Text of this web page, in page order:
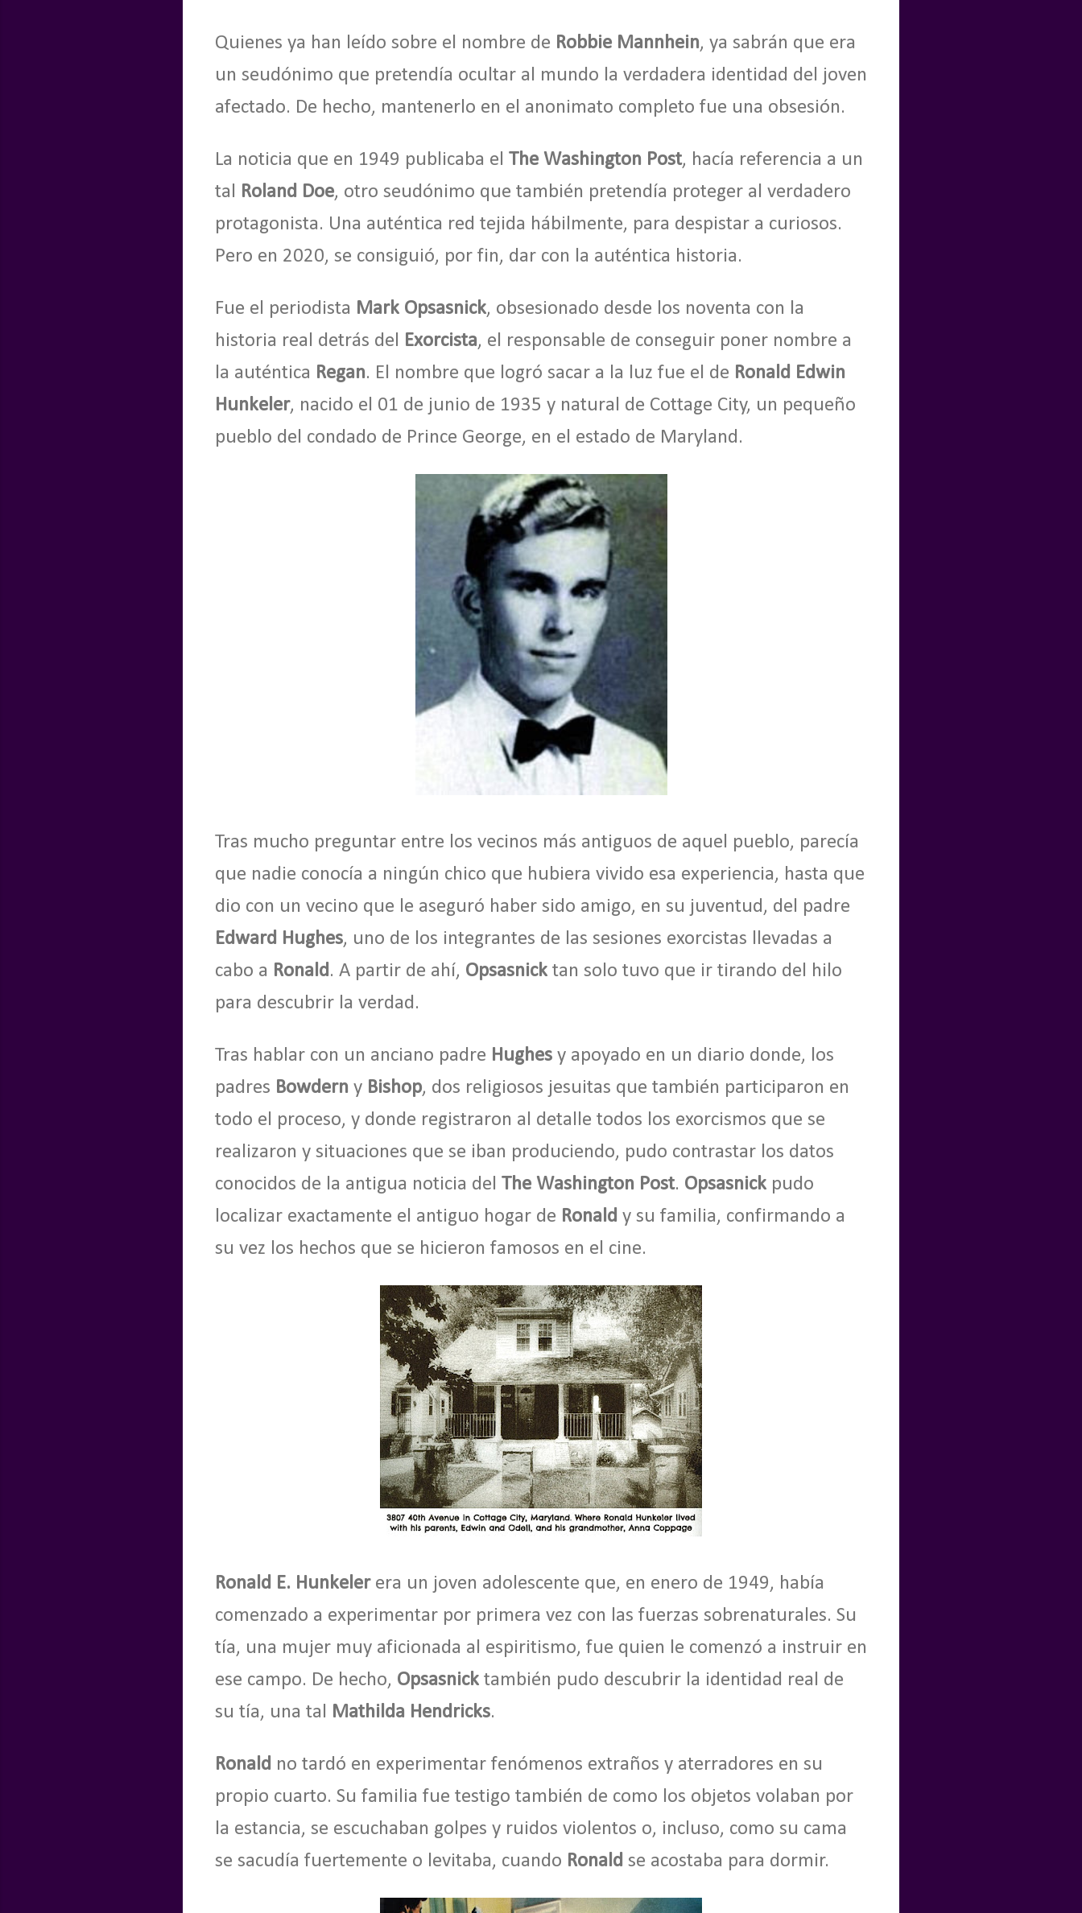
Quienes ya han leído sobre el nombre de Robbie Mannhein, ya sabrán que era
un seudónimo que pretendía ocultar al mundo la verdadera identidad del joven
afectado. De hecho, mantenerlo en el anonimato completo fue una obsesión.
La noticia que en 1949 publicaba el The Washington Post, hacía referencia a un
tal Roland Doe, otro seudónimo que también pretendía proteger al verdadero
protagonista. Una auténtica red tejida hábilmente, para despistar a curiosos.
Pero en 2020, se consiguió, por fin, dar con la auténtica historia.
Fue el periodista Mark Opsasnick, obsesionado desde los noventa con la
historia real detrás del Exorcista, el responsable de conseguir poner nombre a
la auténtica Regan. El nombre que logró sacar a la luz fue el de Ronald Edwin
Hunkeler, nacido el 01 de junio de 1935 y natural de Cottage City, un pequeño
pueblo del condado de Prince George, en el estado de Maryland.
Tras mucho preguntar entre los vecinos más antiguos de aquel pueblo, parecía
que nadie conocía a ningún chico que hubiera vivido esa experiencia, hasta que
dio con un vecino que le aseguró haber sido amigo, en su juventud, del padre
Edward Hughes, uno de los integrantes de las sesiones exorcistas llevadas a
cabo a Ronald. A partir de ahí, Opsasnick tan solo tuvo que ir tirando del hilo
para descubrir la verdad.
Tras hablar con un anciano padre Hughes y apoyado en un diario donde, los
padres Bowdern y Bishop, dos religiosos jesuitas que también participaron en
todo el proceso, y donde registraron al detalle todos los exorcismos que se
realizaron y situaciones que se iban produciendo, pudo contrastar los datos
conocidos de la antigua noticia del The Washington Post. Opsasnick pudo
localizar exactamente el antiguo hogar de Ronald y su familia, confirmando a
su vez los hechos que se hicieron famosos en el cine.
Ronald E. Hunkelerera un joven adolescente que, en enero de 1949, había
comenzado a experimentar por primera vez con las fuerzas sobrenaturales. Su
tía, una mujer muy aficionada al espiritismo, fue quien le comenzó a instruir en
ese campo. De hecho, Opsasnick también pudo descubrir la identidad real de
su tía, una tal Mathilda Hendricks.
Ronald no tardó en experimentar fenómenos extraños y aterradores en su
propio cuarto. Su familia fue testigo también de como los objetos volaban por
la estancia, se escuchaban golpes y ruidos violentos o, incluso, como su cama
se sacudía fuertemente o levitaba, cuando Ronald se acostaba para dormir.